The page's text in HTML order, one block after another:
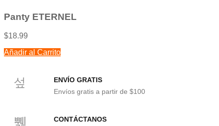
5
Panty ETERNEL
$18.99
Añadir al Carrito
ENVÍO GRATIS
Envíos gratis a partir de $100
CONTÁCTANOS